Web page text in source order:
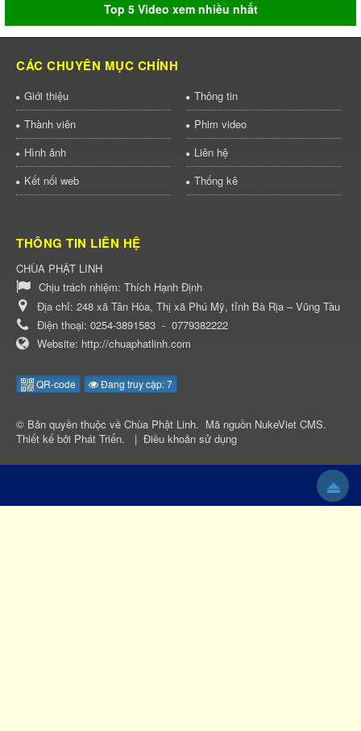
Top 5 Video xem nhiều nhất
CÁC CHUYÊN MỤC CHÍNH
Giới thiệu
Thông tin
Thành viên
Phim video
Hình ảnh
Liên hệ
Kết nối web
Thống kê
THÔNG TIN LIÊN HỆ
CHÙA PHẬT LINH
Chịu trách nhiệm: Thích Hạnh Định
Địa chỉ: 248 xã Tân Hòa, Thị xã Phú Mỹ, tỉnh Bà Rịa – Vũng Tàu
Điện thoại: 0254-3891583 - 0779382222
Website: http://chuaphatlinh.com
QR-code Đang truy cập: 7
© Bản quyền thuộc về Chùa Phật Linh. Mã nguồn NukeViet CMS.
Thiết kế bởi Phát Triển. | Điều khoản sử dụng